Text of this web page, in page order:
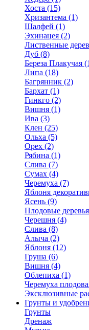
Хоста (15)
Хризантема (1)
Шалфей (1)
Эхинацея (2)
Лиственные
Дуб (8)
Береза Плакучая
Липа (18)
Багрянник (2)
Бархат (1)
Гинкго (2)
Вишня (1)
Ива (3)
Клен (25)
Ольха (5)
Орех (2)
Рябина (1)
Слива (7)
Сумах (4)
Черемуха (7)
Яблоня
Ясень (9)
Плодовые деревья
Черешня (4)
Слива (8)
Алыча (2)
Яблоня (12)
Груша (6)
Вишня (4)
Облепиха (1)
Черемуха
Эксклюзивные
Грунты и
Грунты
Дренаж